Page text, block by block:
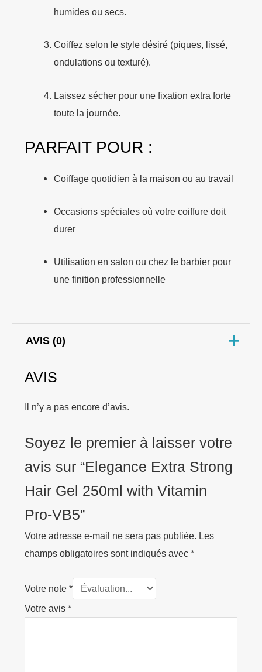
humides ou secs.
Coiffez selon le style désiré (piques, lissé,
ondulations ou texturé).
Laissez sécher pour une fixation extra forte
toute la journée.
PARFAIT POUR :
Coiffage quotidien à la maison ou au travail
Occasions spéciales où votre coiffure doit
durer
Utilisation en salon ou chez le barbier pour
une finition professionnelle
AVIS (0)
AVIS
Il n’y a pas encore d’avis.
Soyez le premier à laisser votre
avis sur “Elegance Extra Strong
Hair Gel 250ml with Vitamin
Pro-VB5”
Votre adresse e-mail ne sera pas publiée. Les
champs obligatoires sont indiqués avec*
Votre note*
Votre avis*